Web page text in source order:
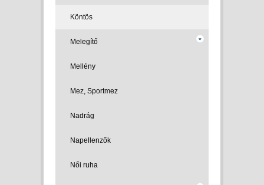
Köntös
Melegítő
Mellény
Mez, Sportmez
Nadrág
Napellenzők
Női ruha